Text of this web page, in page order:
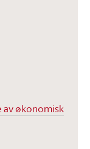
av økonomisk